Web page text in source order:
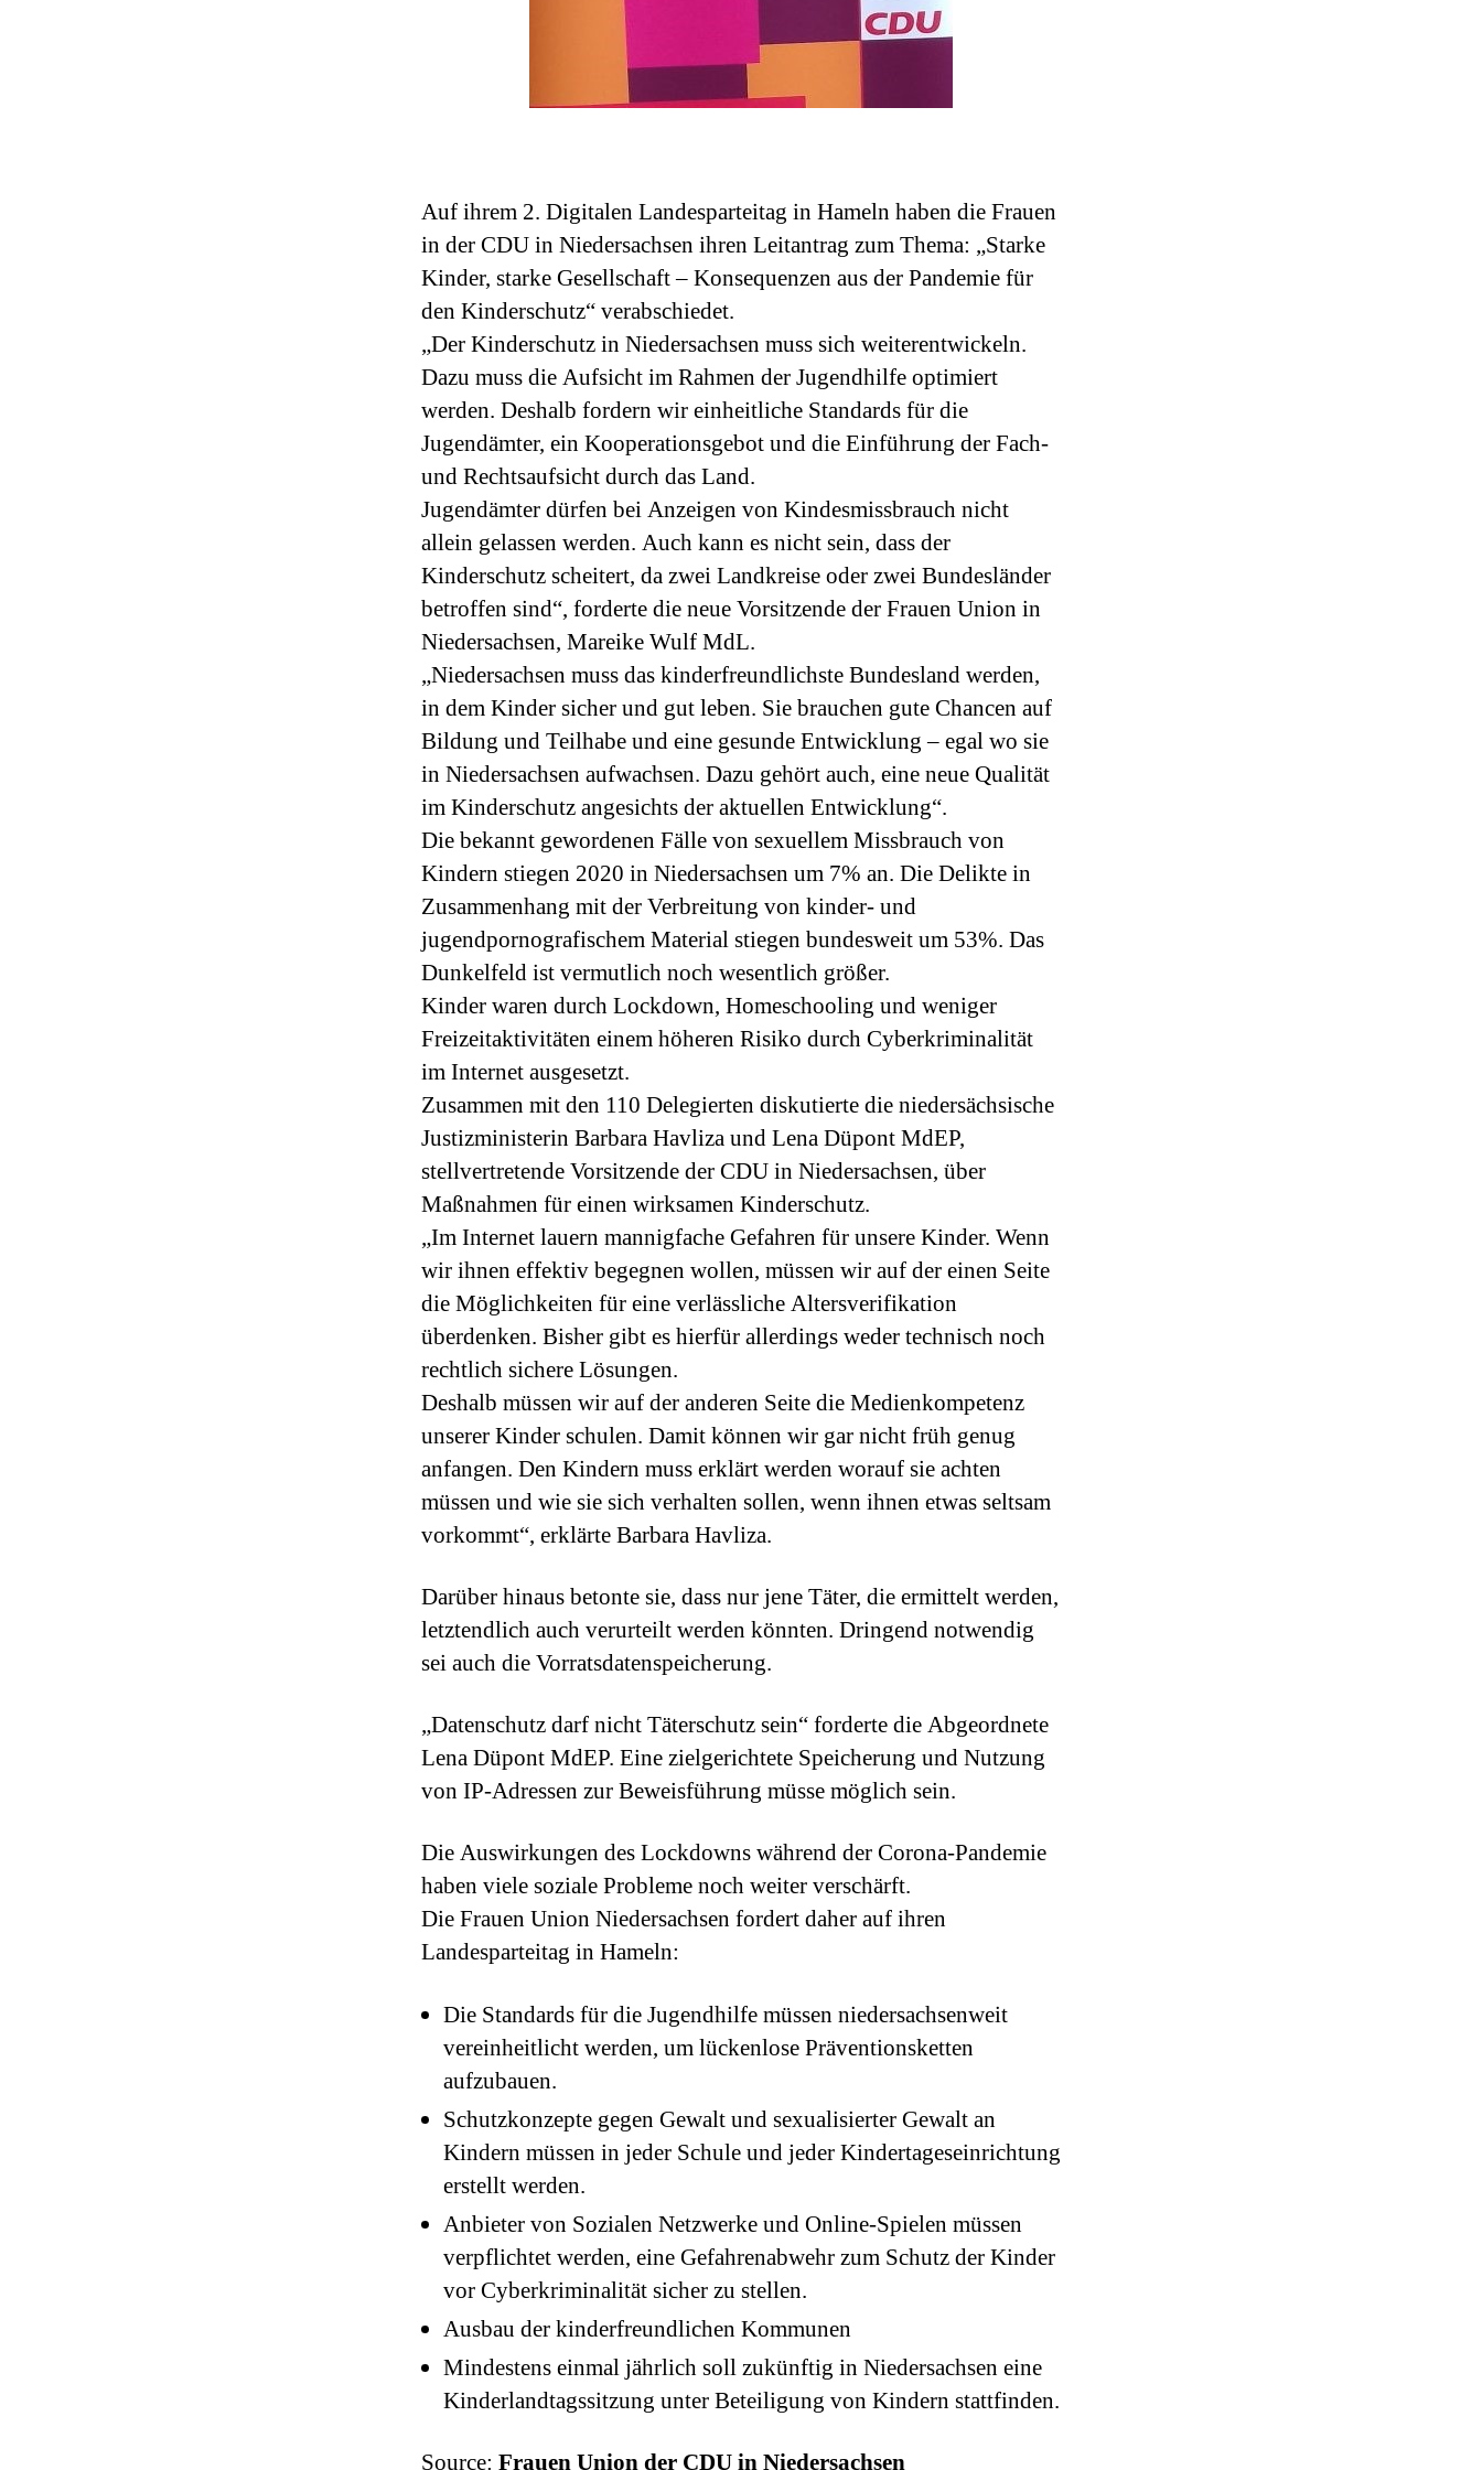
Auf ihrem 2. Digitalen Landesparteitag in Hameln haben die Frauen
in der CDU in Niedersachsen ihren Leitantrag zum Thema: „Starke
Kinder, starke Gesellschaft – Konsequenzen aus der Pandemie für
den Kinderschutz“ verabschiedet.
„Der Kinderschutz in Niedersachsen muss sich weiterentwickeln.
Dazu muss die Aufsicht im Rahmen der Jugendhilfe optimiert
werden. Deshalb fordern wir einheitliche Standards für die
Jugendämter, ein Kooperationsgebot und die Einführung der Fach-
und Rechtsaufsicht durch das Land.
Jugendämter dürfen bei Anzeigen von Kindesmissbrauch nicht
allein gelassen werden. Auch kann es nicht sein, dass der
Kinderschutz scheitert, da zwei Landkreise oder zwei Bundesländer
betroffen sind“, forderte die neue Vorsitzende der Frauen Union in
Niedersachsen, Mareike Wulf MdL.
„Niedersachsen muss das kinderfreundlichste Bundesland werden,
in dem Kinder sicher und gut leben. Sie brauchen gute Chancen auf
Bildung und Teilhabe und eine gesunde Entwicklung – egal wo sie
in Niedersachsen aufwachsen. Dazu gehört auch, eine neue Qualität
im Kinderschutz angesichts der aktuellen Entwicklung“.
Die bekannt gewordenen Fälle von sexuellem Missbrauch von
Kindern stiegen 2020 in Niedersachsen um 7% an. Die Delikte in
Zusammenhang mit der Verbreitung von kinder- und
jugendpornografischem Material stiegen bundesweit um 53%. Das
Dunkelfeld ist vermutlich noch wesentlich größer.
Kinder waren durch Lockdown, Homeschooling und weniger
Freizeitaktivitäten einem höheren Risiko durch Cyberkriminalität
im Internet ausgesetzt.
Zusammen mit den 110 Delegierten diskutierte die niedersächsische
Justizministerin Barbara Havliza und Lena Düpont MdEP,
stellvertretende Vorsitzende der CDU in Niedersachsen, über
Maßnahmen für einen wirksamen Kinderschutz.
„Im Internet lauern mannigfache Gefahren für unsere Kinder. Wenn
wir ihnen effektiv begegnen wollen, müssen wir auf der einen Seite
die Möglichkeiten für eine verlässliche Altersverifikation
überdenken. Bisher gibt es hierfür allerdings weder technisch noch
rechtlich sichere Lösungen.
Deshalb müssen wir auf der anderen Seite die Medienkompetenz
unserer Kinder schulen. Damit können wir gar nicht früh genug
anfangen. Den Kindern muss erklärt werden worauf sie achten
müssen und wie sie sich verhalten sollen, wenn ihnen etwas seltsam
vorkommt“, erklärte Barbara Havliza.
Darüber hinaus betonte sie, dass nur jene Täter, die ermittelt werden,
letztendlich auch verurteilt werden könnten. Dringend notwendig
sei auch die Vorratsdatenspeicherung.
„Datenschutz darf nicht Täterschutz sein“ forderte die Abgeordnete
Lena Düpont MdEP. Eine zielgerichtete Speicherung und Nutzung
von IP-Adressen zur Beweisführung müsse möglich sein.
Die Auswirkungen des Lockdowns während der Corona-Pandemie
haben viele soziale Probleme noch weiter verschärft.
Die Frauen Union Niedersachsen fordert daher auf ihren
Landesparteitag in Hameln:
Die Standards für die Jugendhilfe müssen niedersachsenweit
vereinheitlicht werden, um lückenlose Präventionsketten
aufzubauen.
Schutzkonzepte gegen Gewalt und sexualisierter Gewalt an
Kindern müssen in jeder Schule und jeder Kindertageseinrichtung
erstellt werden.
Anbieter von Sozialen Netzwerke und Online-Spielen müssen
verpflichtet werden, eine Gefahrenabwehr zum Schutz der Kinder
vor Cyberkriminalität sicher zu stellen.
Ausbau der kinderfreundlichen Kommunen
Mindestens einmal jährlich soll zukünftig in Niedersachsen eine
Kinderlandtagssitzung unter Beteiligung von Kindern stattfinden.
Source: Frauen Union der CDU in Niedersachsen